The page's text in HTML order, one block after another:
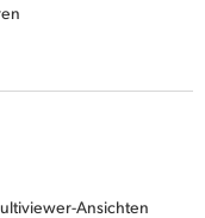
Ansichten